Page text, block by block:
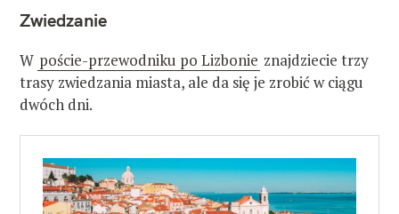
Zwiedzanie
W poście-przewodniku po Lizbonie znajdziecie trzy
trasy zwiedzania miasta, ale da się je zrobić w ciągu
dwóch dni.